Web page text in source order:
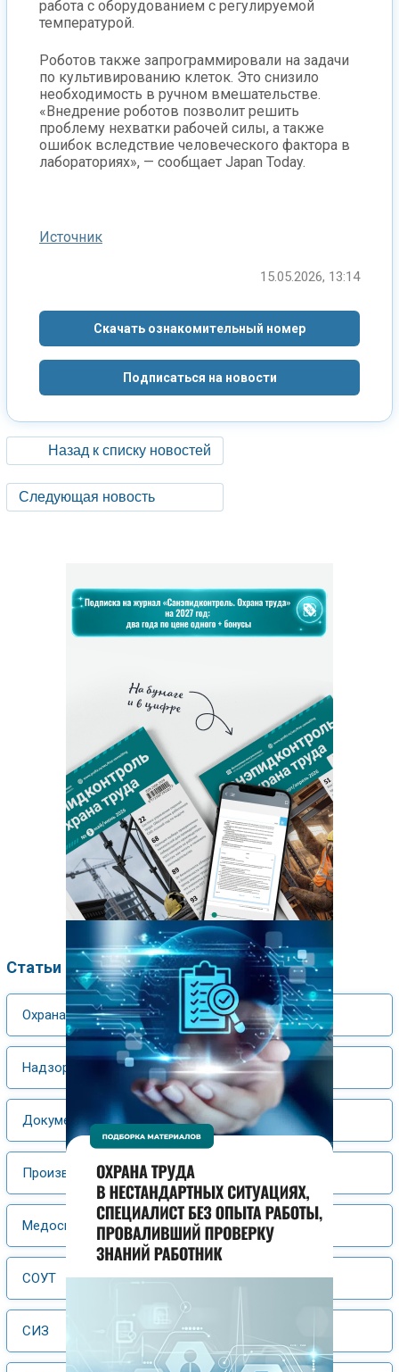
работа с оборудованием с регулируемой
температурой.
Роботов также запрограммировали на задачи
по культивированию клеток. Это снизило
необходимость в ручном вмешательстве.
«Внедрение роботов позволит решить
проблему нехватки рабочей силы, а также
ошибок вследствие человеческого фактора в
лабораториях», — сообщает Japan Today.
Источник
15.05.2026, 13:14
Скачать ознакомительный номер
Подписаться на новости
Назад к списку новостей
Следующая новость
Статьи по рубрикам
Охрана труда
Надзор и контроль
Документооборот
Производственный контроль
Медосмотры
СОУТ
СИЗ